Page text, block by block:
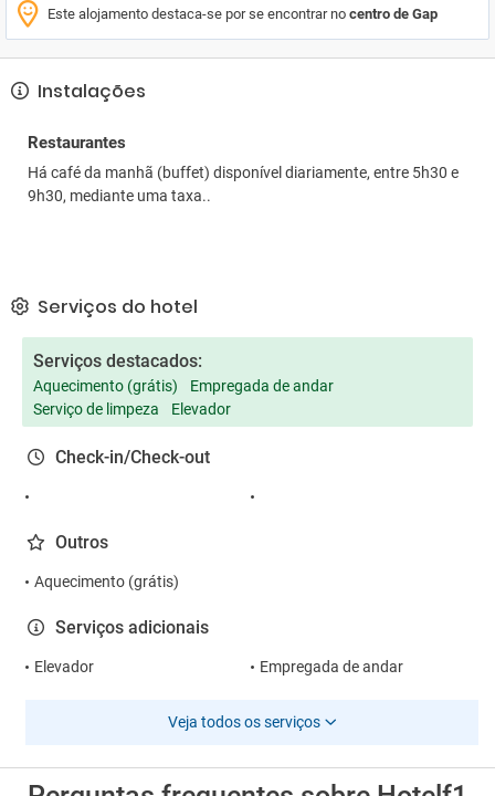
Este alojamento destaca-se por se encontrar no centro de Gap
Instalações
Restaurantes
Há café da manhã (buffet) disponível diariamente, entre 5h30 e
9h30, mediante uma taxa..
Serviços do hotel
Serviços destacados:
Aquecimento (grátis)
Empregada de andar
Serviço de limpeza
Elevador
Check-in/Check-out
Outros
Aquecimento (grátis)
Serviços adicionais
Elevador Empregada de andar
Veja todos os serviços